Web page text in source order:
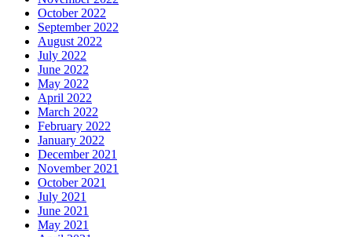
October 2022
September 2022
August 2022
July 2022
June 2022
May 2022
April 2022
March 2022
February 2022
January 2022
December 2021
November 2021
October 2021
July 2021
June 2021
May 2021